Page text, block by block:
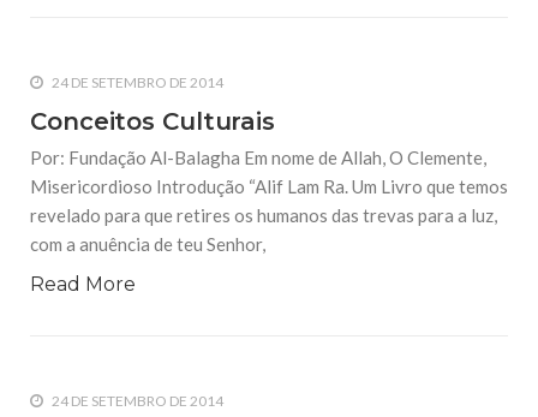
24 DE SETEMBRO DE 2014
Conceitos Culturais
Por: Fundação Al-Balagha Em nome de Allah, O Clemente,
Misericordioso Introdução “Alif Lam Ra. Um Livro que temos
revelado para que retires os humanos das trevas para a luz,
com a anuência de teu Senhor,
Read More
24 DE SETEMBRO DE 2014